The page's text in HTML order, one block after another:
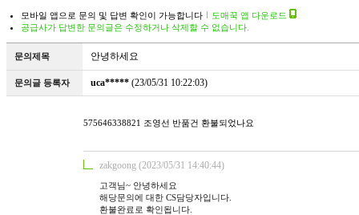
모바일 앱으로 문의 및 답변 확인이 가능합니다
도매꾹 앱 다운로드
공급사가 답변한 문의글은 수정하거나 삭제할 수 없습니다.
문의제목 안녕하세요
문의글 등록자 uca***** (23/05/31 10:22:03)
575646338821 조영선 반품건 환불되었나요
zakgoong (2023/05/31 14:40:44)
고객님~ 안녕하세요
해당문의에 대한 CS담당자입니다.
환불완료로 확인됩니다.